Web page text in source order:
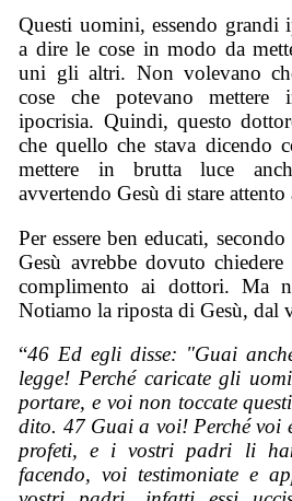
Questi uomini, essendo grandi
a dire le cose in modo da
uni gli altri. Non volevano
cose che potevano
ipocrisia. Quindi, questo
che quello che stava dicendo
mettere in brutta luce
avvertendo Gesù di stare
Per essere ben educati,
Gesù avrebbe dovuto chiedere
complimento ai dottori. Ma
Notiamo la riposta di Gesù, dal
“46 Ed egli disse: "Guai
legge! Perché caricate gli
portare, e voi non toccate
dito. 47 Guai a voi! Perché voi
profeti, e i vostri padri li
facendo, voi testimoniate e